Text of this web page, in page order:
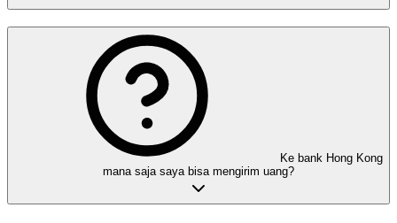
Ke bank Hong Kong
mana saja saya bisa mengirim uang?